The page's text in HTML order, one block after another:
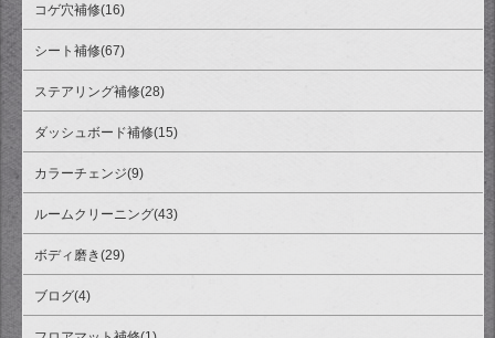
コゲ穴補修(16)
シート補修(67)
ステアリング補修(28)
ダッシュボード補修(15)
カラーチェンジ(9)
ルームクリーニング(43)
ボディ磨き(29)
ブログ(4)